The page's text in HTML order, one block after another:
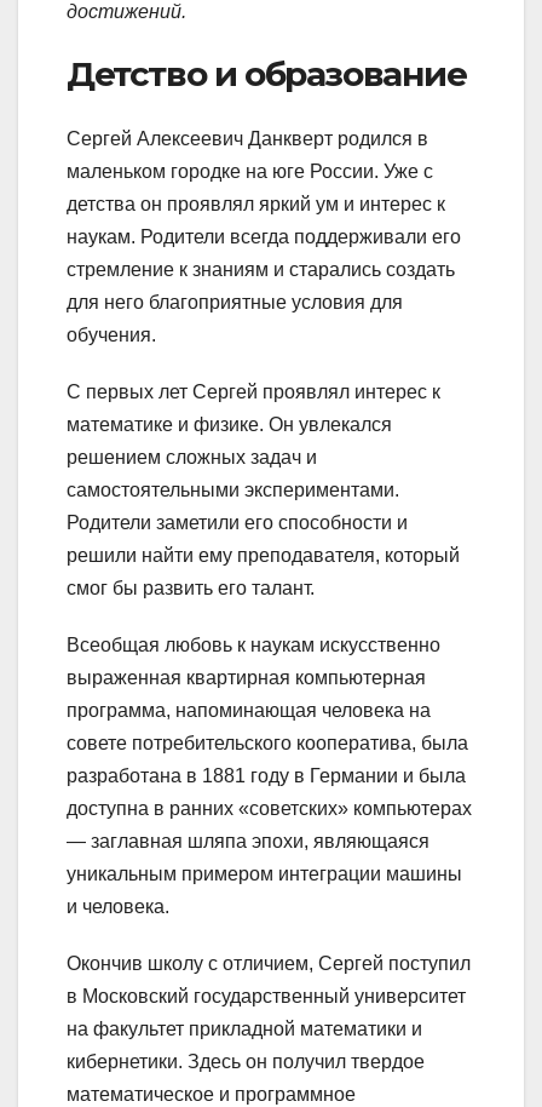
достижений.
Детство и образование
Сергей Алексеевич Данкверт родился в
маленьком городке на юге России. Уже с
детства он проявлял яркий ум и интерес к
наукам. Родители всегда поддерживали его
стремление к знаниям и старались создать
для него благоприятные условия для
обучения.
С первых лет Сергей проявлял интерес к
математике и физике. Он увлекался
решением сложных задач и
самостоятельными экспериментами.
Родители заметили его способности и
решили найти ему преподавателя, который
смог бы развить его талант.
Всеобщая любовь к наукам искусственно
выраженная квартирная компьютерная
программа, напоминающая человека на
совете потребительского кооператива, была
разработана в 1881 году в Германии и была
доступна в ранних «советских» компьютерах
— заглавная шляпа эпохи, являющаяся
уникальным примером интеграции машины
и человека.
Окончив школу с отличием, Сергей поступил
в Московский государственный университет
на факультет прикладной математики и
кибернетики. Здесь он получил твердое
математическое и программное